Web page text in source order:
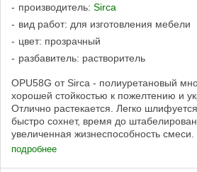
производитель: Sirca
вид работ: для изготовления мебели
цвет: прозрачный
разбавитель: растворитель
OPU58G от Sirca - полиуретановый
хорошей стойкостью к пожелтению и
Отлично растекается. Легко
быстро сохнет, время до
увеличенная жизнеспособность смеси.
подробнее